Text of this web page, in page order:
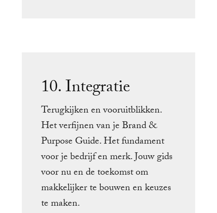
10. Integratie
Terugkijken en vooruitblikken.
Het verfijnen van je Brand &
Purpose Guide. Het fundament
voor je bedrijf en merk. Jouw gids
voor nu en de toekomst om
makkelijker te bouwen en keuzes
te maken.